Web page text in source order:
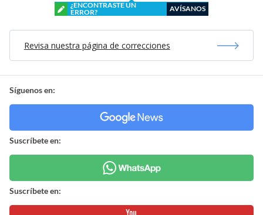
¿ENCONTRASTE UN
ERROR?
AVÍSANOS
Revisa nuestra página de correcciones
Síguenos en:
Suscríbete en:
Suscríbete en: